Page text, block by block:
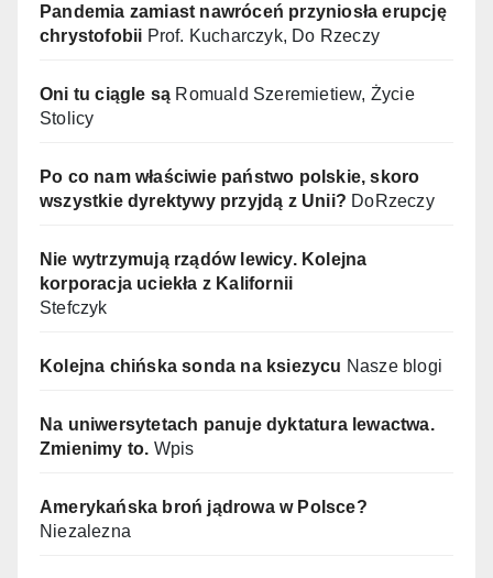
Pandemia zamiast nawróceń przyniosła erupcję
chrystofobii Prof. Kucharczyk, Do Rzeczy
Oni tu ciągle są Romuald Szeremietiew, Życie
Stolicy
Po co nam właściwie państwo polskie, skoro
wszystkie dyrektywy przyjdą z Unii? DoRzeczy
Nie wytrzymują rządów lewicy. Kolejna
korporacja uciekła z Kalifornii
Stefczyk
Kolejna chińska sonda na ksiezycu Nasze blogi
Na uniwersytetach panuje dyktatura lewactwa.
Zmienimy to. Wpis
Amerykańska broń jądrowa w Polsce?
Niezalezna